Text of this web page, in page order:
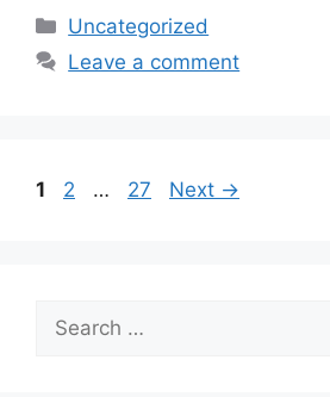
c
e
k
Categories
Uncategorized
Leave a comment
Page
1 Page
2 … Page
27 Next →
Search
for: